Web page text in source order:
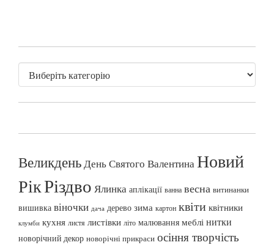
ВеликденьДень Святого ВалентинаНовий
РікРіздво Ялинка аплікації ванна весна витинанки
вишивка віночки дача дерево зима картон квіти квітники
клумби кухня листя листівки літо малювання меблі нитки
новорічний декор новорічні прикраси осіння творчість